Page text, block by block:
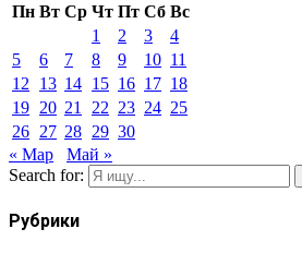
Пн Вт Ср Чт Пт Сб Вс
1
2 3
4
5
6 7 8 9 10 11
12
13 14 15 16 17 18
19 20 21 22 23 24 25
26 27 28 29 30
« Мар
Май »
Search for:
Рубрики